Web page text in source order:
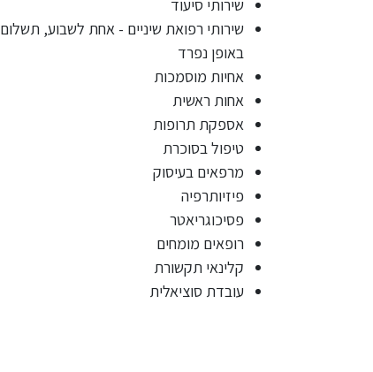
שירותי סיעוד
שירותי רפואת שיניים - אחת לשבוע, תשלום
באופן נפרד
אחיות מוסמכות
אחות ראשית
אספקת תרופות
טיפול בסוכרת
מרפאים בעיסוק
פיזיותרפיה
פסיכוגריאטר
רופאים מומחים
קלינאי תקשורת
עובדת סוציאלית